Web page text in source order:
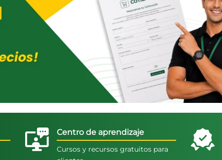
Centro de aprendizaje
Cursos y recursos gratuitos para